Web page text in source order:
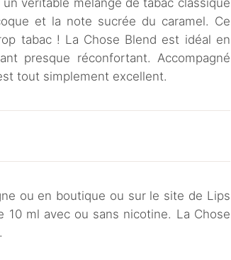
véritable mélange de tabac classique
et la note sucrée du caramel. Ce
tabac ! La Chose Blend est idéal en
presque réconfortant. Accompagné
tout simplement excellent.
ou en boutique ou sur le site de Lips
ml avec ou sans nicotine. La Chose